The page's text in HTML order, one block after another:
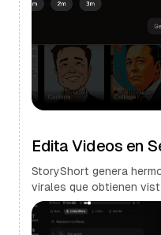
Edita Videos en
StoryShort genera
virales que obtienen